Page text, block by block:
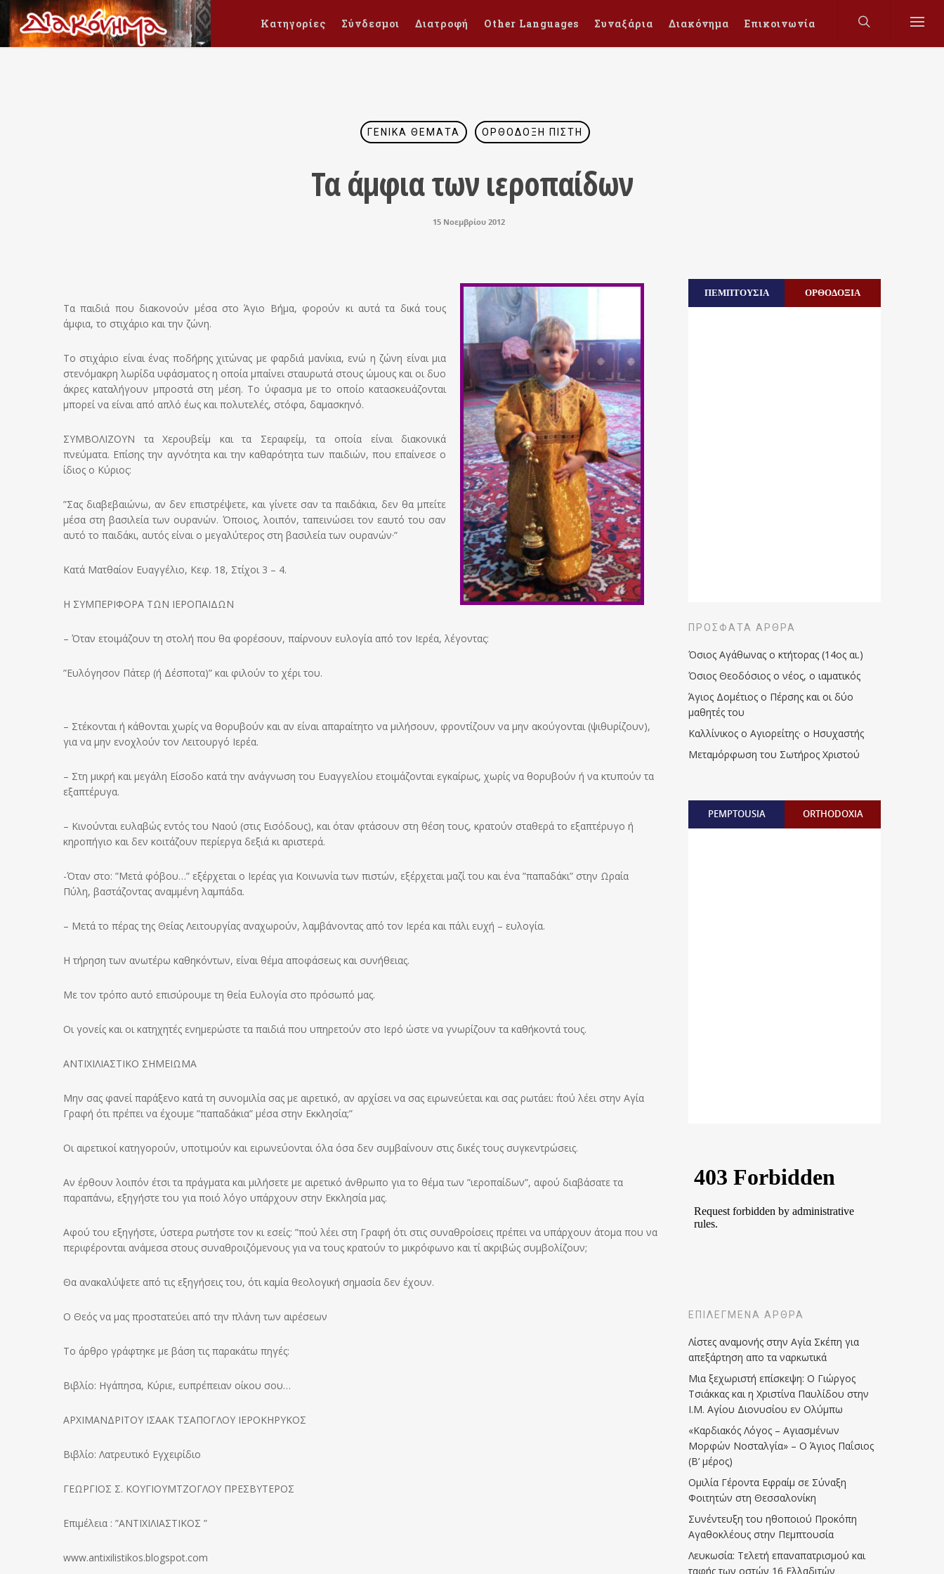
Κατηγορίες Σύνδεσμοι Διατροφή Other Languages Συναξάρια Διακόνημα Επικοινωνία
ΓΕΝΙΚΆ ΘΈΜΑΤΑ ΟΡΘΌΔΟΞΗ ΠΊΣΤΗ
Τα άμφια των ιεροπαίδων
15 Νοεμβρίου 2012
Τα παιδιά που διακονούν μέσα στο Άγιο Βήμα, φορούν κι αυτά τα δικά τους
άμφια, το στιχάριο και την ζώνη.
Το στιχάριο είναι ένας ποδήρης χιτώνας με φαρδιά μανίκια, ενώ η ζώνη είναι μια
στενόμακρη λωρίδα υφάσματος η οποία μπαίνει σταυρωτά στους ώμους και οι δυο
άκρες καταλήγουν μπροστά στη μέση. Το ύφασμα με το οποίο κατασκευάζονται
μπορεί να είναι από απλό έως και πολυτελές, στόφα, δαμασκηνό.
ΣΥΜΒΟΛΙΖΟΥΝ τα Χερουβείμ και τα Σεραφείμ, τα οποία είναι διακονικά
πνεύματα. Επίσης την αγνότητα και την καθαρότητα των παιδιών, που επαίνεσε ο
ίδιος ο Κύριος:
”Σας διαβεβαιώνω, αν δεν επιστρέψετε, και γίνετε σαν τα παιδάκια, δεν θα μπείτε
μέσα στη βασιλεία των ουρανών. Όποιος, λοιπόν, ταπεινώσει τον εαυτό του σαν
αυτό το παιδάκι, αυτός είναι ο μεγαλύτερος στη βασιλεία των ουρανών·”
Κατά Ματθαίον Ευαγγέλιο, Κεφ. 18, Στίχοι 3 – 4.
Η ΣΥΜΠΕΡΙΦΟΡΑ ΤΩΝ ΙΕΡΟΠΑΙΔΩΝ
– Όταν ετοιμάζουν τη στολή που θα φορέσουν, παίρνουν ευλογία από τον Ιερέα, λέγοντας:
”Ευλόγησον Πάτερ (ή Δέσποτα)” και φιλούν το χέρι του.
– Στέκονται ή κάθονται χωρίς να θορυβούν και αν είναι απαραίτητο να μιλήσουν, φροντίζουν να μην ακούγονται (ψιθυρίζουν),
για να μην ενοχλούν τον Λειτουργό Ιερέα.
– Στη μικρή και μεγάλη Είσοδο κατά την ανάγνωση του Ευαγγελίου ετοιμάζονται εγκαίρως, χωρίς να θορυβούν ή να κτυπούν τα
εξαπτέρυγα.
– Κινούνται ευλαβώς εντός του Ναού (στις Εισόδους), και όταν φτάσουν στη θέση τους, κρατούν σταθερά το εξαπτέρυγο ή
κηροπήγιο και δεν κοιτάζουν περίεργα δεξιά κι αριστερά.
-Όταν στο: ”Μετά φόβου…” εξέρχεται ο Ιερέας για Κοινωνία των πιστών, εξέρχεται μαζί του και ένα ”παπαδάκι” στην Ωραία
Πύλη, βαστάζοντας αναμμένη λαμπάδα.
– Μετά το πέρας της Θείας Λειτουργίας αναχωρούν, λαμβάνοντας από τον Ιερέα και πάλι ευχή – ευλογία.
Η τήρηση των ανωτέρω καθηκόντων, είναι θέμα αποφάσεως και συνήθειας.
Με τον τρόπο αυτό επισύρουμε τη θεία Ευλογία στο πρόσωπό μας.
Οι γονείς και οι κατηχητές ενημερώστε τα παιδιά που υπηρετούν στο Ιερό ώστε να γνωρίζουν τα καθήκοντά τους.
ΑΝΤΙΧΙΛΙΑΣΤΙΚΟ ΣΗΜΕΙΩΜΑ
Μην σας φανεί παράξενο κατά τη συνομιλία σας με αιρετικό, αν αρχίσει να σας ειρωνεύεται και σας ρωτάει: ΄΄πού λέει στην Αγία
Γραφή ότι πρέπει να έχουμε ”παπαδάκια” μέσα στην Εκκλησία;”
Οι αιρετικοί κατηγορούν, υποτιμούν και ειρωνεύονται όλα όσα δεν συμβαίνουν στις δικές τους συγκεντρώσεις.
Αν έρθουν λοιπόν έτσι τα πράγματα και μιλήσετε με αιρετικό άνθρωπο για το θέμα των ”ιεροπαίδων”, αφού διαβάσατε τα
παραπάνω, εξηγήστε του για ποιό λόγο υπάρχουν στην Εκκλησία μας.
Αφού του εξηγήστε, ύστερα ρωτήστε τον κι εσείς: ”πού λέει στη Γραφή ότι στις συναθροίσεις πρέπει να υπάρχουν άτομα που να
περιφέρονται ανάμεσα στους συναθροιζόμενους για να τους κρατούν το μικρόφωνο και τί ακριβώς συμβολίζουν;
Θα ανακαλύψετε από τις εξηγήσεις του, ότι καμία θεολογική σημασία δεν έχουν.
Ο Θεός να μας προστατεύει από την πλάνη των αιρέσεων
Το άρθρο γράφτηκε με βάση τις παρακάτω πηγές:
Βιβλίο: Ηγάπησα, Κύριε, ευπρέπειαν οίκου σου…
ΑΡΧΙΜΑΝΔΡΙΤΟΥ ΙΣΑΑΚ ΤΣΑΠΟΓΛΟΥ ΙΕΡΟΚΗΡΥΚΟΣ
Βιβλίο: Λατρευτικό Εγχειρίδιο
ΓΕΩΡΓΙΟΣ Σ. ΚΟΥΓΙΟΥΜΤΖΟΓΛΟΥ ΠΡΕΣΒΥΤΕΡΟΣ
Επιμέλεια : ”ΑΝΤΙΧΙΛΙΑΣΤΙΚΟΣ ”
www.antixilistikos.blogspot.com
ΠΕΜΠΤΟΥΣΙΑ ΟΡΘΟΔΟΞΙΑ
ΠΡΌΣΦΑΤΑ ΆΡΘΡΑ
Όσιος Αγάθωνας ο κτήτορας (14ος αι.)
Όσιος Θεοδόσιος ο νέος, ο ιαματικός
Άγιος Δομέτιος ο Πέρσης και οι δύο
μαθητές του
Καλλίνικος ο Αγιορείτης · ο Ησυχαστής
Μεταμόρφωση του Σωτήρος Χριστού
PEMPTOUSIA ORTHODOXIA
ΕΠΙΛΕΓΜΈΝΑ ΆΡΘΡΑ
Λίστες αναμονής στην Αγία Σκέπη για
απεξάρτηση απο τα ναρκωτικά
Μια ξεχωριστή επίσκεψη: Ο Γιώργος
Τσιάκκας και η Χριστίνα Παυλίδου στην
Ι.Μ. Αγίου Διονυσίου εν Ολύμπω
«Καρδιακός Λόγος – Αγιασμένων
Μορφών Νοσταλγία» – Ο Άγιος Παΐσιος
(Β’ μέρος)
Ομιλία Γέροντα Εφραίμ σε Σύναξη
Φοιτητών στη Θεσσαλονίκη
Συνέντευξη του ηθοποιού Προκόπη
Αγαθοκλέους στην Πεμπτουσία
Λευκωσία: Τελετή επαναπατρισμού και
ταφής των οστών 16 Ελλαδιτών